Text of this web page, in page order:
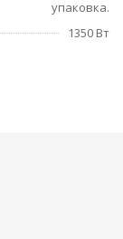
упаковка.
1350 Вт